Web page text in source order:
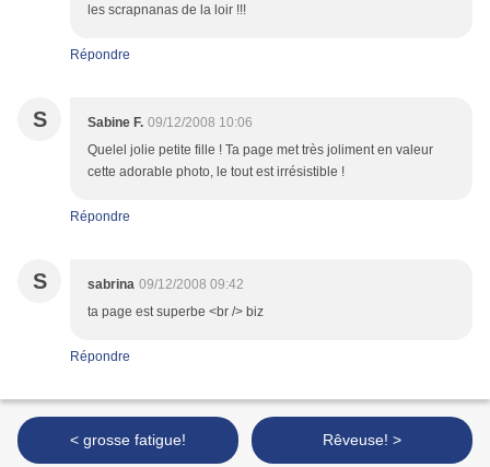
les scrapnanas de la loir !!!
Répondre
S Sabine F. 09/12/2008 10:06
Quelel jolie petite fille ! Ta page met très joliment en valeur
cette adorable photo, le tout est irrésistible !
Répondre
S sabrina 09/12/2008 09:42
ta page est superbe <br /> biz
Répondre
< grosse fatigue! Rêveuse! >